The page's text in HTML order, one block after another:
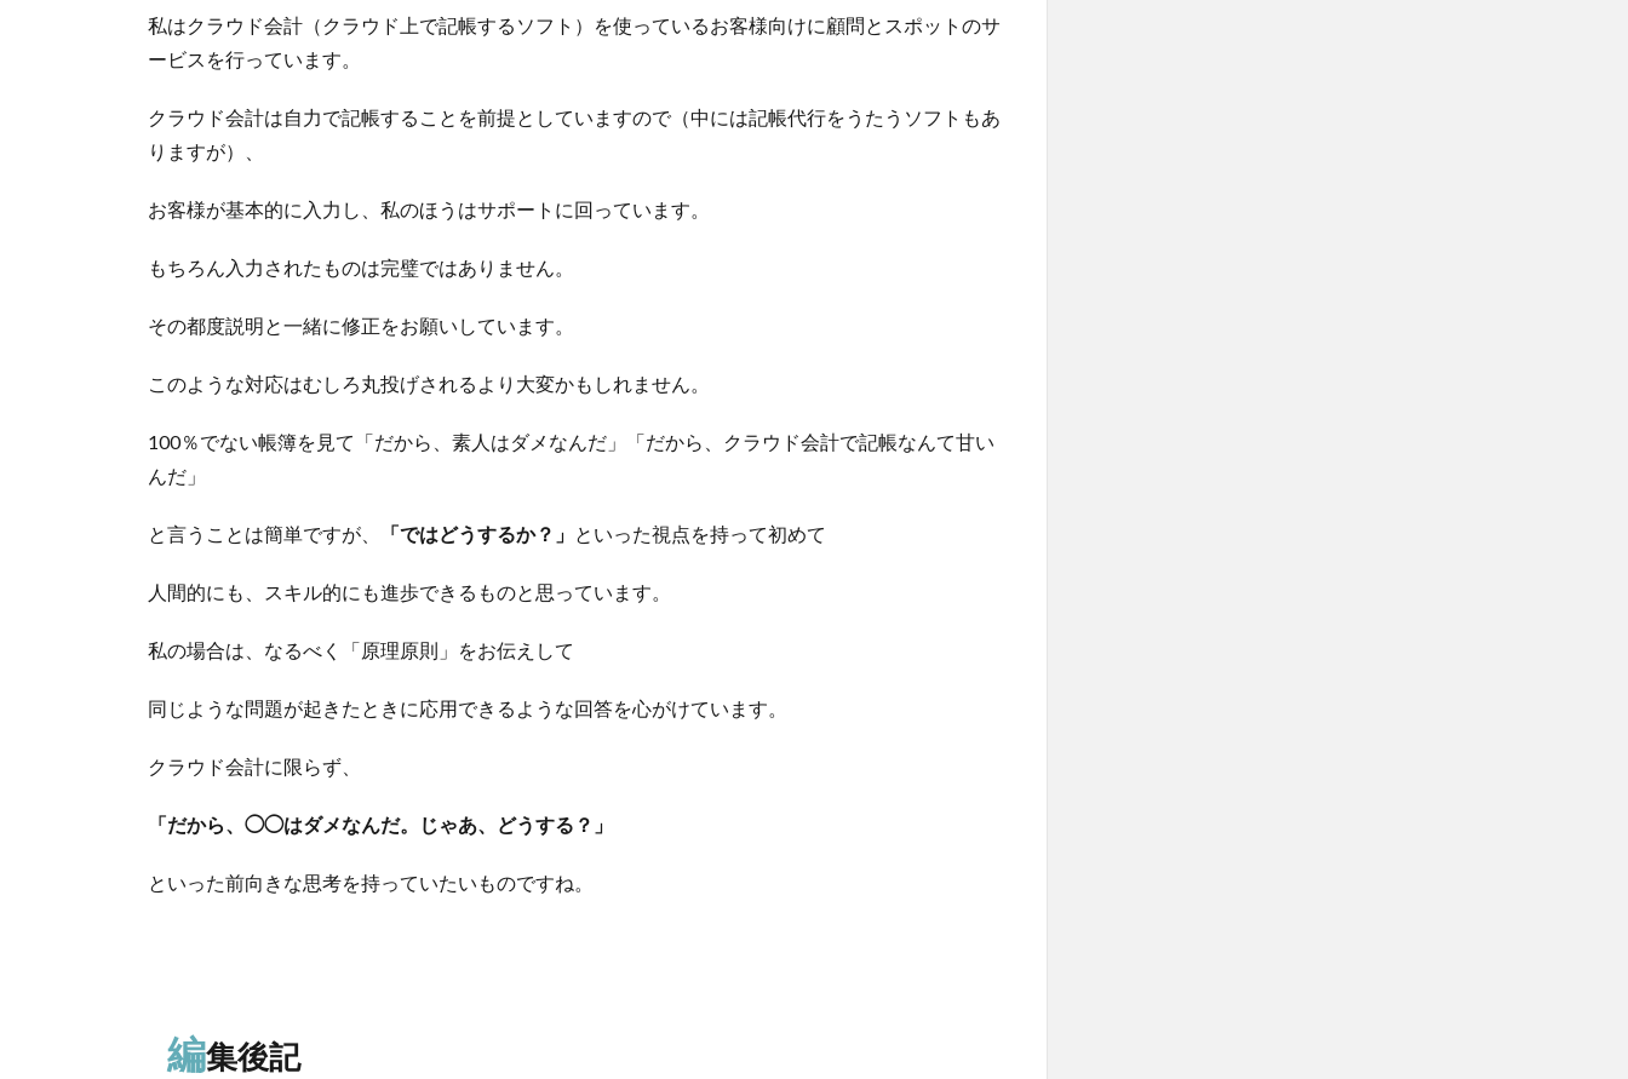
私はクラウド会計（クラウド上で記帳するソフト）を使っているお客様向けに顧問とスポットのサ
ービスを行っています。
クラウド会計は自力で記帳することを前提としていますので（中には記帳代行をうたうソフトもあ
りますが）、
お客様が基本的に入力し、私のほうはサポートに回っています。
もちろん入力されたものは完璧ではありません。
その都度説明と一緒に修正をお願いしています。
このような対応はむしろ丸投げされるより大変かもしれません。
100％でない帳簿を見て「だから、素人はダメなんだ」「だから、クラウド会計で記帳なんて甘い
んだ」
と言うことは簡単ですが、 「ではどうするか？」 といった視点を持って初めて
人間的にも、スキル的にも進歩できるものと思っています。
私の場合は、なるべく「原理原則」をお伝えして
同じような問題が起きたときに応用できるような回答を心がけています。
クラウド会計に限らず、
「だから、◯◯はダメなんだ。じゃあ、どうする？」
といった前向きな思考を持っていたいものですね。
編集後記